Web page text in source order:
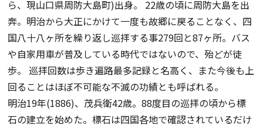
ら、現山口県周防大島町)出身。 22歳の頃に周防大島を出
奔。明治から大正にかけて一度も故郷に戻ることなく、四
国八十八ヶ所を繰り返し巡拝する事279回と87ヶ所。バス
や自家用車が普及している時代ではないので、殆どが徒
歩。 巡拝回数は歩き遍路最多記録と名高く、また今後も上
回ることはほぼ不可能な不滅の功績とも呼ばれる。
明治19年(1886)、茂兵衛42歳。88度目の巡拝の頃から標
石の建立を始めた。標石は四国各地で確認されているだけ